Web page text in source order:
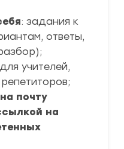
: задания к
ответы,
для учителей,
почту
на